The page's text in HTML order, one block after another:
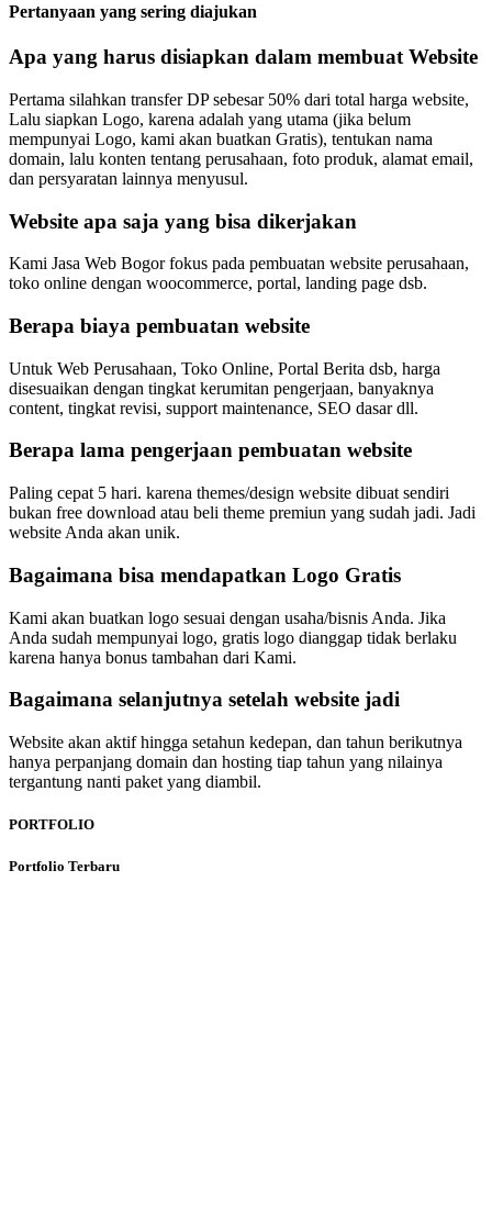
Pertanyaan yang sering diajukan
Apa yang harus disiapkan dalam membuat Website
Pertama silahkan transfer DP sebesar 50% dari total harga website,
Lalu siapkan Logo, karena adalah yang utama (jika belum
mempunyai Logo, kami akan buatkan Gratis), tentukan nama
domain, lalu konten tentang perusahaan, foto produk, alamat email,
dan persyaratan lainnya menyusul.
Website apa saja yang bisa dikerjakan
Kami Jasa Web Bogor fokus pada pembuatan website perusahaan,
toko online dengan woocommerce, portal, landing page dsb.
Berapa biaya pembuatan website
Untuk Web Perusahaan, Toko Online, Portal Berita dsb, harga
disesuaikan dengan tingkat kerumitan pengerjaan, banyaknya
content, tingkat revisi, support maintenance, SEO dasar dll.
Berapa lama pengerjaan pembuatan website
Paling cepat 5 hari. karena themes/design website dibuat sendiri
bukan free download atau beli theme premiun yang sudah jadi. Jadi
website Anda akan unik.
Bagaimana bisa mendapatkan Logo Gratis
Kami akan buatkan logo sesuai dengan usaha/bisnis Anda. Jika
Anda sudah mempunyai logo, gratis logo dianggap tidak berlaku
karena hanya bonus tambahan dari Kami.
Bagaimana selanjutnya setelah website jadi
Website akan aktif hingga setahun kedepan, dan tahun berikutnya
hanya perpanjang domain dan hosting tiap tahun yang nilainya
tergantung nanti paket yang diambil.
PORTFOLIO
Portfolio Terbaru